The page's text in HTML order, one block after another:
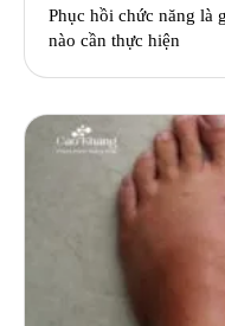
Phục hồi chức năng là
nào cần thực hiện